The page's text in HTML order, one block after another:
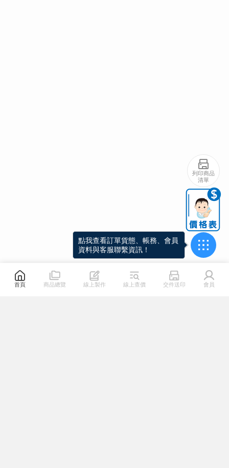
點我查看訂單貨態、帳務、會員
資料與客服聯繫資訊！
列印商品
清單
首頁 商品總覽 線上製作 線上查價 交件送印 會員